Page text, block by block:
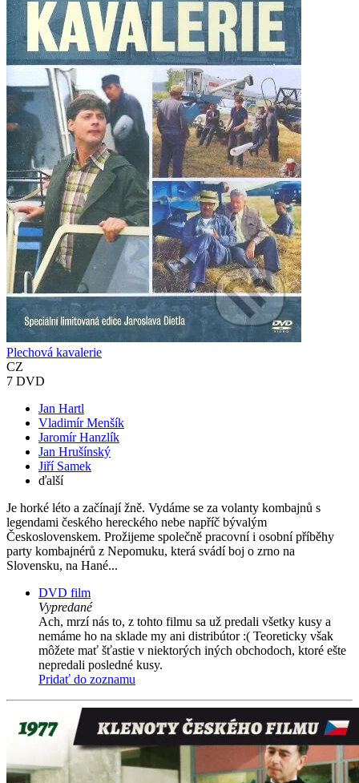
Plechová kavalerie
CZ
7 DVD
Jan Hartl
Vladimír Menšík
Jaromír Hanzlík
Jan Hrušínský
Jiří Samek
ďalší
Je horké léto a začínají žně. Vydáme se za volanty kombajnů s
legendami českého hereckého nebe napříč bývalým
Československem. Prožijeme společně pracovní i osobní příběhy
party kombajnérů z Nepomuku, která svádí boj o zrno na
Slovensku, na Hané...
DVD film
Vypredané
Ach, mrzí nás to, z tohto filmu sa už predali všetky kusy a
nemáme ho na sklade my ani distribútor :( Teoreticky však
môžete mať šťastie v niektorých iných obchodoch, ktoré ešte
nepredali posledné kusy.
Pridať do zoznamu